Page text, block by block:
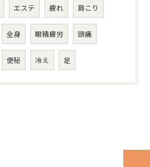
エステ 疲れ 肩こり
全身 眼精疲労 頭痛
便秘 冷え 足